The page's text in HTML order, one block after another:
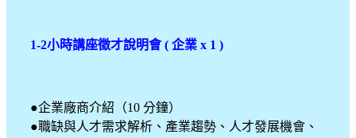
1-2小時講座徵才說明會 ( 企業 x 1 )
●企業廠商介紹（10 分鐘）
●職缺與人才需求解析、產業趨勢、人才發展機會、